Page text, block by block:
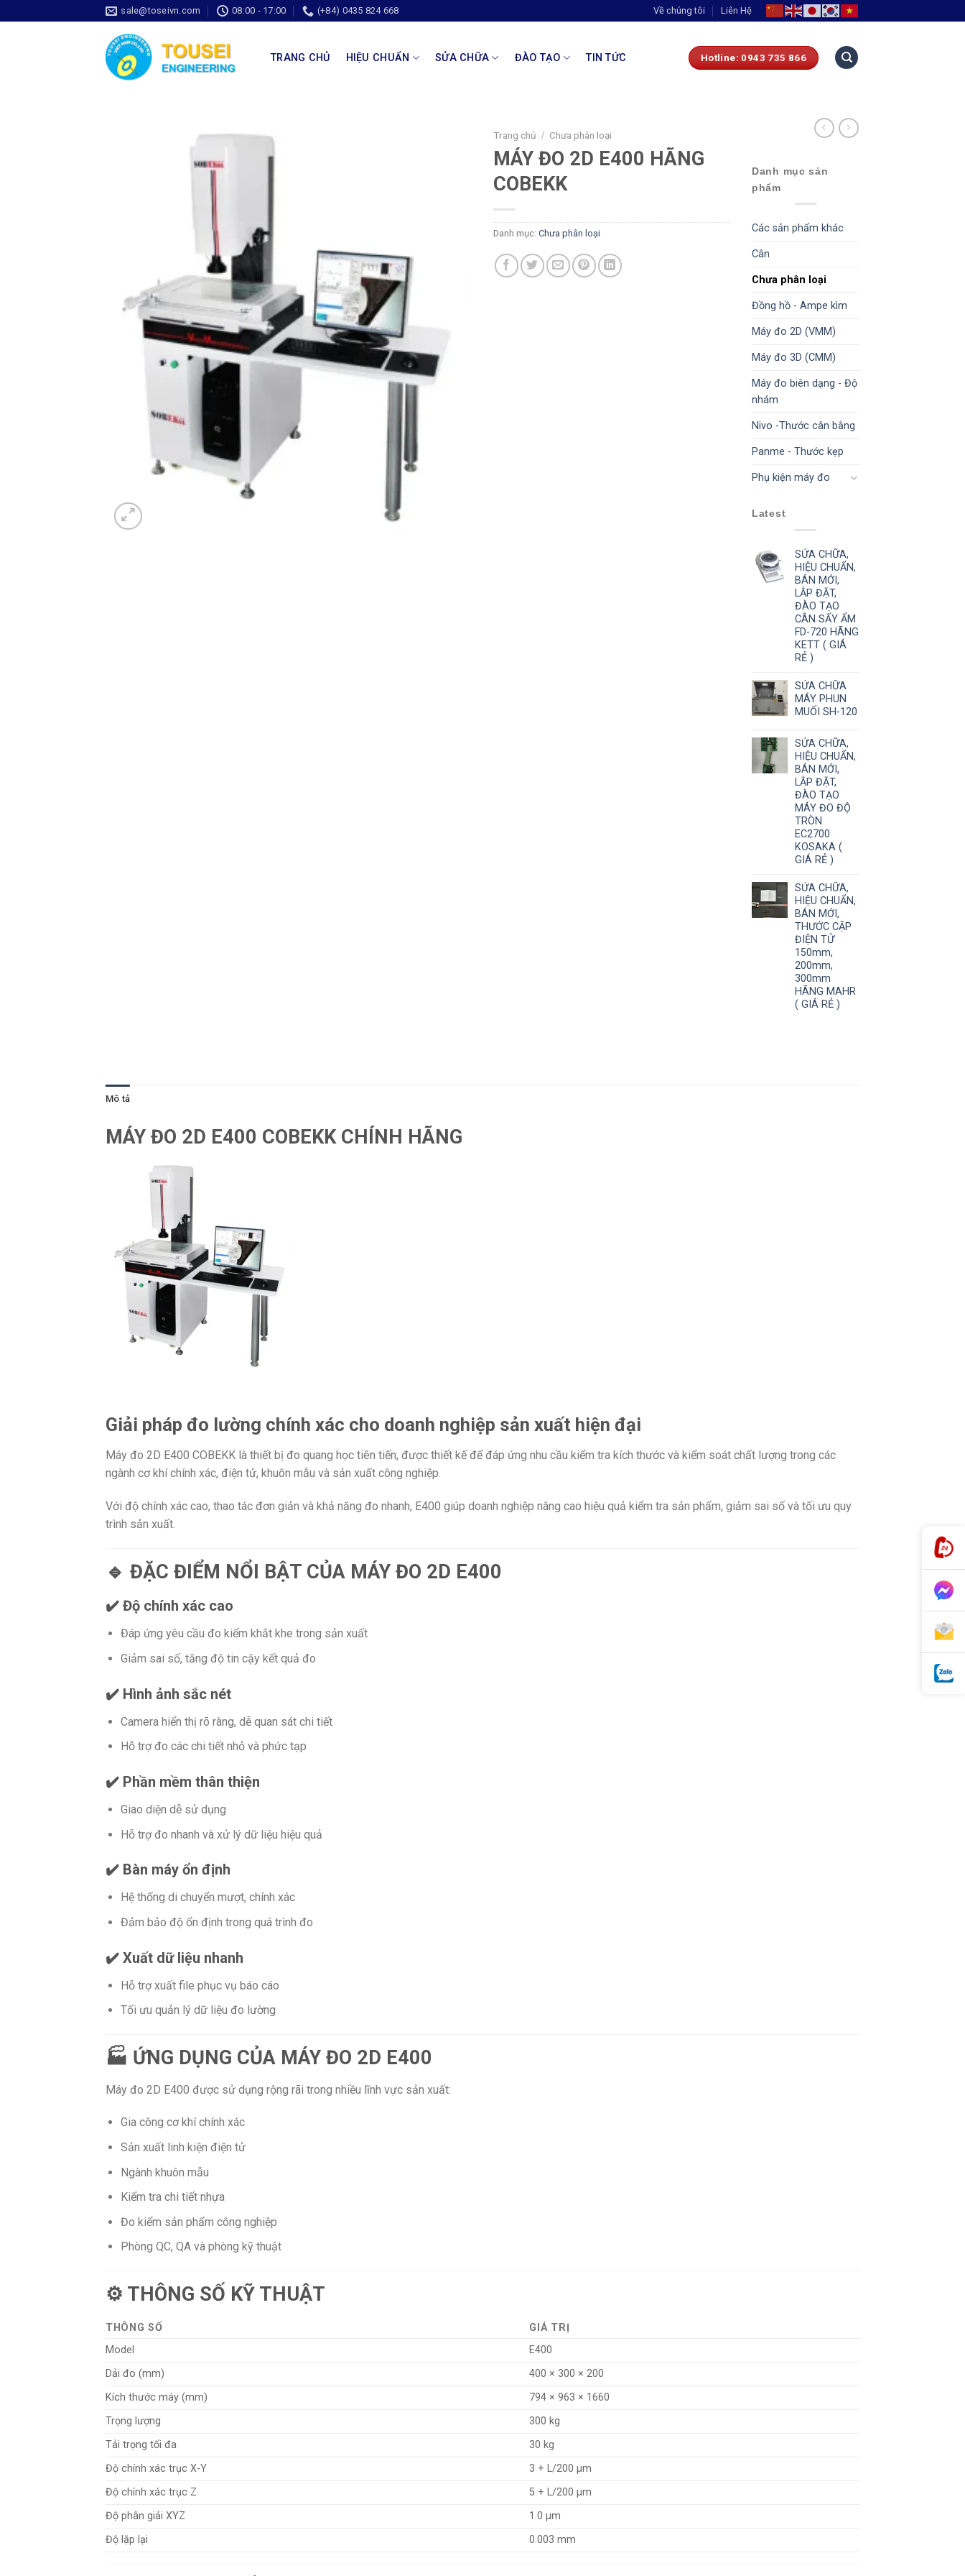
sale@toseivn.com 08:00 - 17:00 (+84) 0435 824 668 Về chúng tôi Liên Hệ
TRANG CHỦ HIỆU CHUẨN SỬA CHỮA ĐÀO TẠO TIN TỨC Hotline: 0943 735 866
Trang chủ / Chưa phân loại
MÁY ĐO 2D E400 HÃNG
COBEKK
Danh mục: Chưa phân loại
Danh mục sản
phẩm
Các sản phẩm khác
Cân
Chưa phân loại
Đồng hồ - Ampe kìm
Máy đo 2D (VMM)
Máy đo 3D (CMM)
Máy đo biên dạng - Độ
nhám
Nivo -Thước cân bằng
Panme - Thước kẹp
Phụ kiện máy đo
Latest
SỬA CHỮA,
HIỆU CHUẨN,
BÁN MỚI,
LẮP ĐẶT,
ĐÀO TẠO
CÂN SẤY ẨM
FD-720 HÃNG
KETT ( GIÁ
RẺ )
SỬA CHỮA
MÁY PHUN
MUỐI SH-120
SỬA CHỮA,
HIỆU CHUẨN,
BÁN MỚI,
LẮP ĐẶT,
ĐÀO TẠO
MÁY ĐO ĐỘ
TRÒN
EC2700
KOSAKA (
GIÁ RẺ )
SỬA CHỮA,
HIỆU CHUẨN,
BÁN MỚI,
THƯỚC CẶP
ĐIỆN TỬ
150mm,
200mm,
300mm
HÃNG MAHR
( GIÁ RẺ )
Mô tả
MÁY ĐO 2D E400 COBEKK CHÍNH HÃNG
Giải pháp đo lường chính xác cho doanh nghiệp sản xuất hiện đại
Máy đo 2D E400 COBEKK là thiết bị đo quang học tiên tiến, được thiết kế để đáp ứng nhu cầu kiểm tra kích thước và kiểm soát chất lượng trong các
ngành cơ khí chính xác, điện tử, khuôn mẫu và sản xuất công nghiệp.
Với độ chính xác cao, thao tác đơn giản và khả năng đo nhanh, E400 giúp doanh nghiệp nâng cao hiệu quả kiểm tra sản phẩm, giảm sai số và tối ưu quy
trình sản xuất.
🔹 ĐẶC ĐIỂM NỔI BẬT CỦA MÁY ĐO 2D E400
✔️ Độ chính xác cao
Đáp ứng yêu cầu đo kiểm khắt khe trong sản xuất
Giảm sai số, tăng độ tin cậy kết quả đo
✔️ Hình ảnh sắc nét
Camera hiển thị rõ ràng, dễ quan sát chi tiết
Hỗ trợ đo các chi tiết nhỏ và phức tạp
✔️ Phần mềm thân thiện
Giao diện dễ sử dụng
Hỗ trợ đo nhanh và xử lý dữ liệu hiệu quả
✔️ Bàn máy ổn định
Hệ thống di chuyển mượt, chính xác
Đảm bảo độ ổn định trong quá trình đo
✔️ Xuất dữ liệu nhanh
Hỗ trợ xuất file phục vụ báo cáo
Tối ưu quản lý dữ liệu đo lường
🏭 ỨNG DỤNG CỦA MÁY ĐO 2D E400
Máy đo 2D E400 được sử dụng rộng rãi trong nhiều lĩnh vực sản xuất:
Gia công cơ khí chính xác
Sản xuất linh kiện điện tử
Ngành khuôn mẫu
Kiểm tra chi tiết nhựa
Đo kiểm sản phẩm công nghiệp
Phòng QC, QA và phòng kỹ thuật
⚙️ THÔNG SỐ KỸ THUẬT
THÔNG SỐ
GIÁ TRỊ
Model
E400
Dải đo (mm)
400 × 300 × 200
Kích thước máy (mm)
794 × 963 × 1660
Trọng lượng
300 kg
Tải trọng tối đa
30 kg
Độ chính xác trục X-Y
3 + L/200 µm
Độ chính xác trục Z
5 + L/200 µm
Độ phân giải XYZ
1.0 µm
Độ lặp lại
0.003 mm